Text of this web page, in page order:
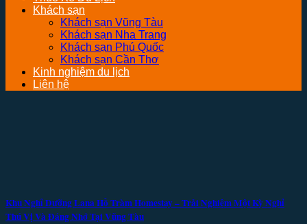
Khách sạn
Khách sạn Vũng Tàu
Khách sạn Nha Trang
Khách sạn Phú Quốc
Khách sạn Cần Thơ
Kinh nghiệm du lịch
Liên hệ
Khu Nghỉ Dưỡng Lana Hồ Tràm Homestay – Trải Nghiệm Một Kỳ Nghỉ
Thú Vị Và Đáng Nhớ Tại Vũng Tàu